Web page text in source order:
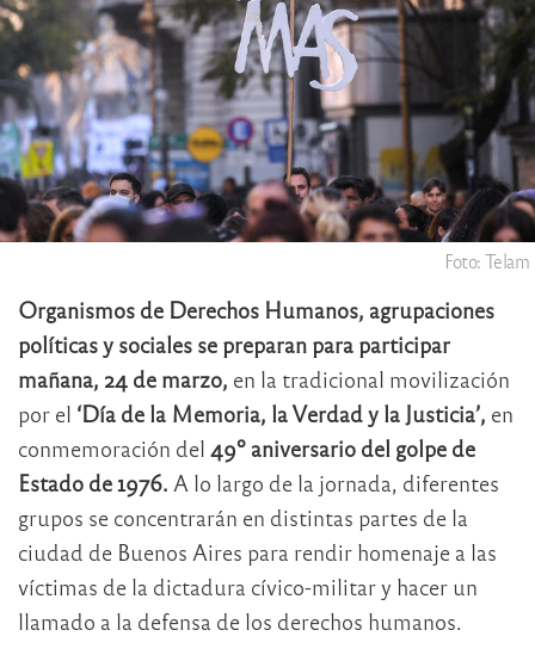
Foto: Telam
Organismos de Derechos Humanos, agrupaciones
políticas y sociales se preparan para participar
mañana, 24 de marzo, en la tradicional movilización
por el ‘Día de la Memoria, la Verdad y la Justicia’, en
conmemoración del 49º aniversario del golpe de
Estado de 1976. A lo largo de la jornada, diferentes
grupos se concentrarán en distintas partes de la
ciudad de Buenos Aires para rendir homenaje a las
víctimas de la dictadura cívico-militar y hacer un
llamado a la defensa de los derechos humanos.